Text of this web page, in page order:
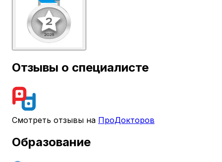
Отзывы о специалисте
Смотреть отзывы на ПроДокторов
Образование